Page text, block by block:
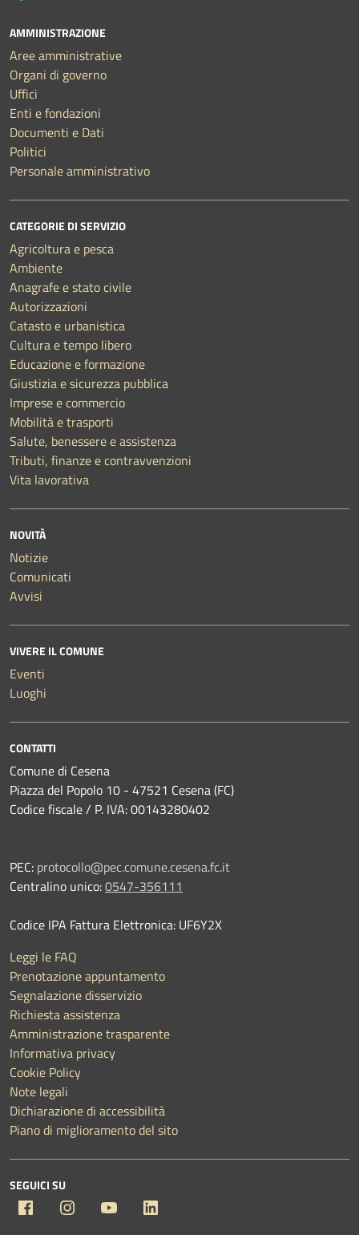
AMMINISTRAZIONE
Aree amministrative
Organi di governo
Uffici
Enti e fondazioni
Documenti e Dati
Politici
Personale amministrativo
CATEGORIE DI SERVIZIO
Agricoltura e pesca
Ambiente
Anagrafe e stato civile
Autorizzazioni
Catasto e urbanistica
Cultura e tempo libero
Educazione e formazione
Giustizia e sicurezza pubblica
Imprese e commercio
Mobilità e trasporti
Salute, benessere e assistenza
Tributi, finanze e contravvenzioni
Vita lavorativa
NOVITÀ
Notizie
Comunicati
Avvisi
VIVERE IL COMUNE
Eventi
Luoghi
CONTATTI
Comune di Cesena
Piazza del Popolo 10 - 47521 Cesena (FC)
Codice fiscale / P. IVA: 00143280402
PEC: protocollo@pec.comune.cesena.fc.it
Centralino unico:0547-356111
Codice IPA Fattura Elettronica: UF6Y2X
Leggi le FAQ
Prenotazione appuntamento
Segnalazione disservizio
Richiesta assistenza
Amministrazione trasparente
Informativa privacy
Cookie Policy
Note legali
Dichiarazione di accessibilità
Piano di miglioramento del sito
SEGUICI SU
Facebook Instagram YouTube